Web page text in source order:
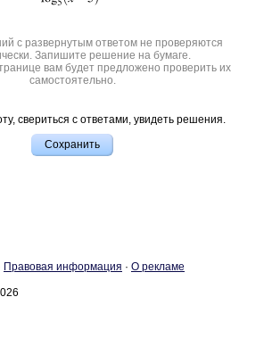
с развернутым ответом не проверяются
Запишите решение на бумаге.
вам будет предложено проверить их
самостоятельно.
свериться с ответами, увидеть решения.
Пра­во­вая ин­фор­ма­ция · О ре­кла­ме